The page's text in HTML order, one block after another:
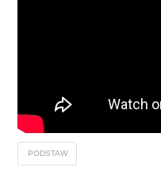
PODSTAW